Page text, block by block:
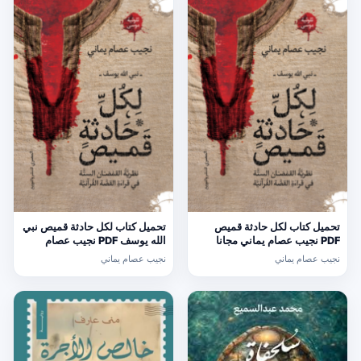
تحميل كتاب لكل حادثة قميص
PDF نجيب عصام يماني مجانا
نجيب عصام يماني
تحميل كتاب لكل حادثة قميص نبي
الله يوسف PDF نجيب عصام
يماني مجانا
نجيب عصام يماني